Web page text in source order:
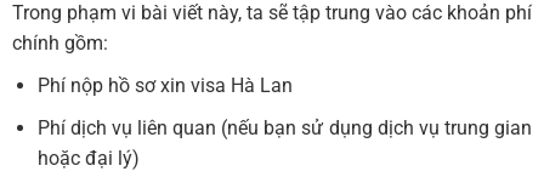
Trong phạm vi bài viết này, ta sẽ tập trung vào các khoản phí
chính gồm:
Phí nộp hồ sơ xin visa Hà Lan
Phí dịch vụ liên quan (nếu bạn sử dụng dịch vụ trung gian
hoặc đại lý)